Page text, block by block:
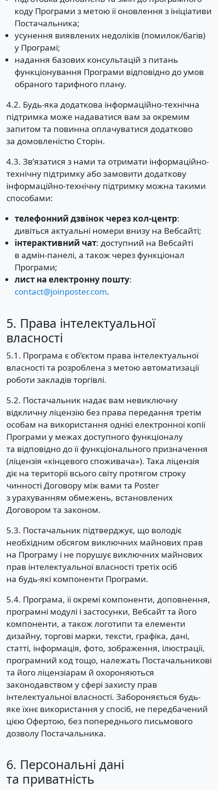
коду Програми з метою її оновлення з ініціативи
Постачальника;
усунення виявлених недоліків (помилок/багів)
у Програмі;
надання базових консультацій з питань
функціонування Програми відповідно до умов
обраного тарифного плану.
4.2. Будь-яка додаткова інформаційно-технічна
підтримка може надаватися вам за окремим
запитом та повинна оплачуватися додатково
за домовленістю Сторін.
4.3. Зв’язатися з нами та отримати інформаційно-
технічну підтримку або замовити додаткову
інформаційно-технічну підтримку можна такими
способами:
телефонний дзвінок через кол-центр:
дивіться актуальні номери внизу на Вебсайті;
інтерактивний чат: доступний на Вебсайті
в адмін-панелі, а також через функціонал
Програми;
лист на електронну пошту:
contact@joinposter.com.
5. Права інтелектуальної
власності
5.1. Програма є об’єктом права інтелектуальної
власності та розроблена з метою автоматизації
роботи закладів торгівлі.
5.2. Постачальник надає вам невиключну
відкличну ліцензію без права передання третім
особам на використання однієї електронної копії
Програми у межах доступного функціоналу
та відповідно до її функціонального призначення
(ліцензія «кінцевого споживача»). Така ліцензія
діє на території всього світу протягом строку
чинності Договору між вами та Poster
з урахуванням обмежень, встановлених
Договором та законом.
5.3. Постачальник підтверджує, що володіє
необхідним обсягом виключних майнових прав
на Програму і не порушує виключних майнових
прав інтелектуальної власності третіх осіб
на будь-які компоненти Програми.
5.4. Програма, її окремі компоненти, доповнення,
програмні модулі і застосунки, Вебсайт та його
компоненти, а також логотипи та елементи
дизайну, торгові марки, тексти, графіка, дані,
статті, інформація, фото, зображення, ілюстрації,
програмний код тощо, належать Постачальникові
та його ліцензіарам й охороняються
законодавством у сфері захисту прав
інтелектуальної власності. Забороняється будь-
яке їхнє використання у спосіб, не передбачений
цією Офертою, без попереднього письмового
дозволу Постачальника.
6. Персональні дані
та приватність